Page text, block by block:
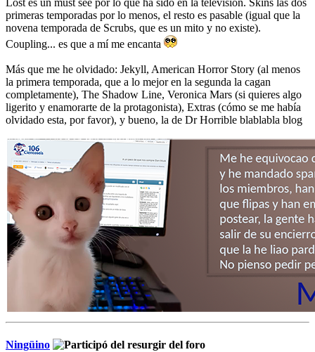
Lost es un must see por lo que ha sido en la televisión. Skins las dos
primeras temporadas por lo menos, el resto es pasable (igual que la
novena temporada de Scrubs, que es un mito y no existe).
Coupling... es que a mí me encanta
Más que me he olvidado: Jekyll, American Horror Story (al menos
la primera temporada, que a lo mejor en la segunda la cagan
completamente), The Shadow Line, Veronica Mars (si quieres algo
ligerito y enamorarte de la protagonista), Extras (cómo se me había
olvidado esta, por favor), y bueno, la de Dr Horrible blablabla blog
Ningüino